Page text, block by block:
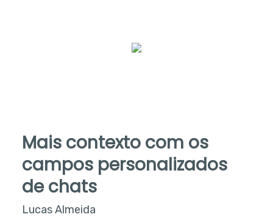
Mais contexto com os
campos personalizados
de chats
Lucas Almeida